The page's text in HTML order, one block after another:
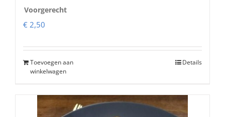
Voorgerecht
€ 2,50
Toevoegen aan
winkelwagen
Details